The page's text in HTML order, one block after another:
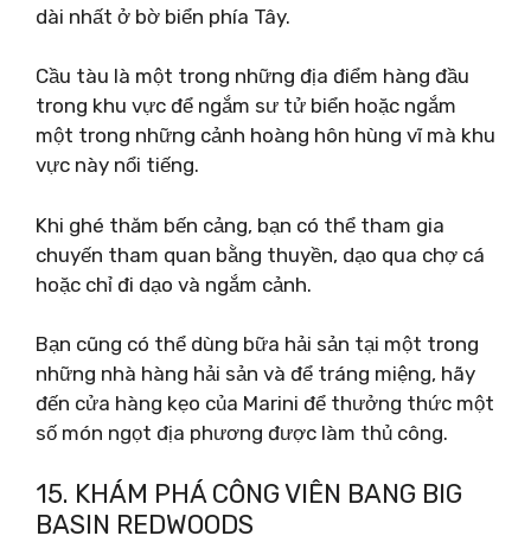
dài nhất ở bờ biển phía Tây.
Cầu tàu là một trong những địa điểm hàng đầu
trong khu vực để ngắm sư tử biển hoặc ngắm
một trong những cảnh hoàng hôn hùng vĩ mà khu
vực này nổi tiếng.
Khi ghé thăm bến cảng, bạn có thể tham gia
chuyến tham quan bằng thuyền, dạo qua chợ cá
hoặc chỉ đi dạo và ngắm cảnh.
Bạn cũng có thể dùng bữa hải sản tại một trong
những nhà hàng hải sản và để tráng miệng, hãy
đến cửa hàng kẹo của Marini để thưởng thức một
số món ngọt địa phương được làm thủ công.
15. KHÁM PHÁ CÔNG VIÊN BANG BIG
BASIN REDWOODS